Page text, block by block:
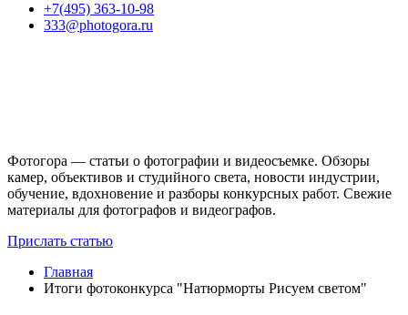
+7(495) 363-10-98
333@photogora.ru
Фотогора — статьи о фотографии и видеосъемке. Обзоры
камер, объективов и студийного света, новости индустрии,
обучение, вдохновение и разборы конкурсных работ. Свежие
материалы для фотографов и видеографов.
Прислать статью
Главная
Итоги фотоконкурса "Натюрморты Рисуем светом"